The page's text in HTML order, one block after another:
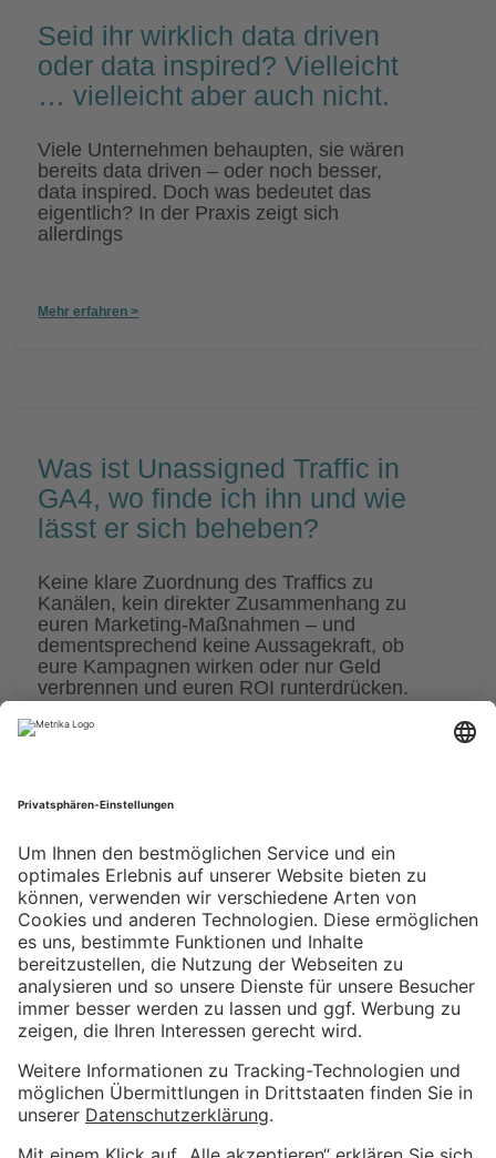
Seid ihr wirklich data driven
oder data inspired? Vielleicht
… vielleicht aber auch nicht.
Viele Unternehmen behaupten, sie wären
bereits data driven – oder noch besser,
data inspired. Doch was bedeutet das
eigentlich? In der Praxis zeigt sich
allerdings
Mehr erfahren >
Was ist Unassigned Traffic in
GA4, wo finde ich ihn und wie
lässt er sich beheben?
Keine klare Zuordnung des Traffics zu
Kanälen, kein direkter Zusammenhang zu
euren Marketing-Maßnahmen – und
dementsprechend keine Aussagekraft, ob
eure Kampagnen wirken oder nur Geld
verbrennen und euren ROI runterdrücken.
Nervig, oder? Genau das passiert in vielen
Setups, die wir sehen, durch den
kann.
Mehr erfahren >
Weitere Informationen
Impressum